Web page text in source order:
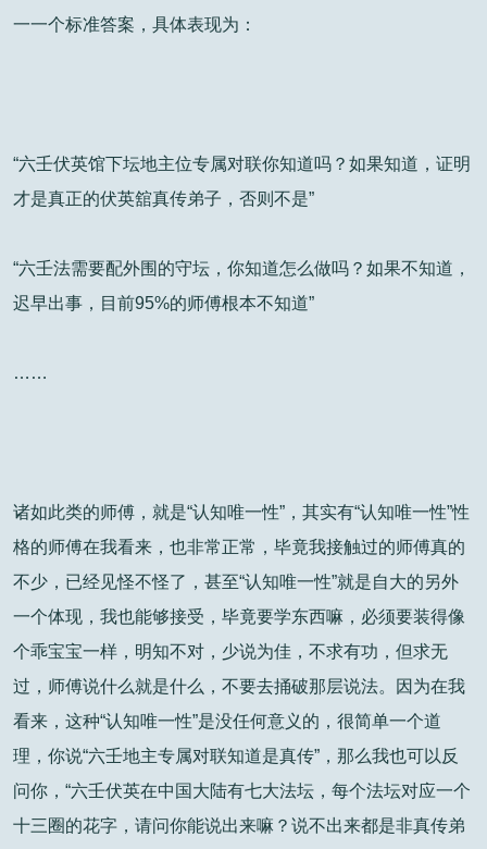
一一个标准答案，具体表现为：
“六壬伏英馆下坛地主位专属对联你知道吗？如果知道，证明
才是真正的伏英舘真传弟子，否则不是”
“六壬法需要配外围的守坛，你知道怎么做吗？如果不知道，
迟早出事，目前95%的师傅根本不知道”
……
诸如此类的师傅，就是“认知唯一性”，其实有“认知唯一性”性
格的师傅在我看来，也非常正常，毕竟我接触过的师傅真的
不少，已经见怪不怪了，甚至“认知唯一性”就是自大的另外
一个体现，我也能够接受，毕竟要学东西嘛，必须要装得像
个乖宝宝一样，明知不对，少说为佳，不求有功，但求无
过，师傅说什么就是什么，不要去捅破那层说法。因为在我
看来，这种“认知唯一性”是没任何意义的，很简单一个道
理，你说“六壬地主专属对联知道是真传”，那么我也可以反
问你，“六壬伏英在中国大陆有七大法坛，每个法坛对应一个
十三圈的花字，请问你能说出来嘛？说不出来都是非真传弟